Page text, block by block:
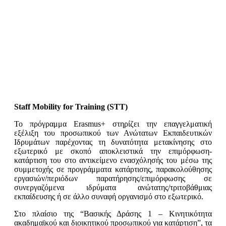
Staff Mobility for Training (STT)
Το πρόγραμμα Erasmus+ στηρίζει την επαγγελματική
εξέλιξη του προσωπικού των Ανώτατων Εκπαιδευτικών
Ιδρυμάτων παρέχοντας τη δυνατότητα μετακίνησης στο
εξωτερικό με σκοπό αποκλειστικά την επιμόρφωση-
κατάρτιση του στο αντικείμενο ενασχόλησής του μέσω της
συμμετοχής σε προγράμματα κατάρτισης, παρακολούθησης
εργασιών/περιόδων παρατήρησης/επιμόρφωσης σε
συνεργαζόμενα ιδρύματα ανώτατης/τριτοβάθμιας
εκπαίδευσης ή σε άλλο συναφή οργανισμό στο εξωτερικό.
Στο πλαίσιο της “Βασικής Δράσης 1 – Κινητικότητα
ακαδημαϊκού και διοικητικού προσωπικού για κατάρτιση”, τα